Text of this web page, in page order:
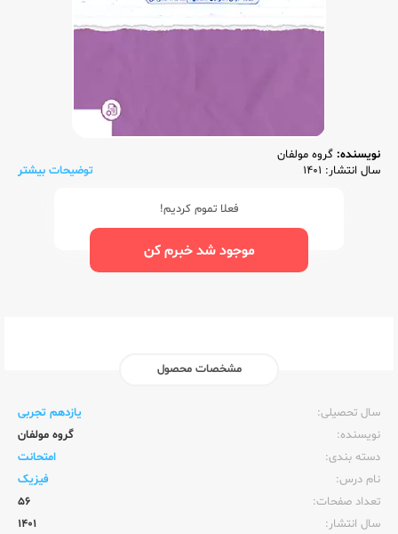
نویسنده: گروه مولفان
سال انتشار: 1401
توضیحات بیشتر
فعلا تموم کردیم!
موجود شد خبرم کن
مشخصات محصول
سال تحصیلی:‌
یازدهم تجربی
نویسنده:‌
گروه مولفان
دسته بندی:
امتحانت
نام درس:
فیزیک
تعداد صفحات:‌
56
سال انتشار:‌
1401